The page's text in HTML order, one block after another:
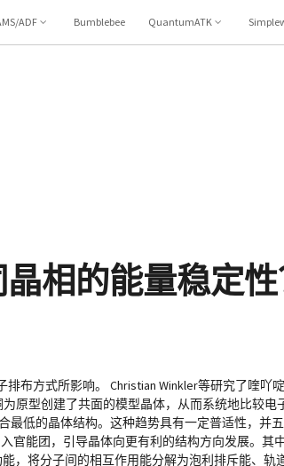
ADF Bumblebee QuantumATK
相的能量稳定性
布方式所影响。 Christian Winkler等研究了喹吖
原型创建了共面的模型晶体，从而系统地比较电
低的晶体结构。这种趋势具有一定普适性，并五
官能团，引导晶体向更有利的结构方向发展。其
，将分子间的相互作用能分解为泡利排斥能、轨